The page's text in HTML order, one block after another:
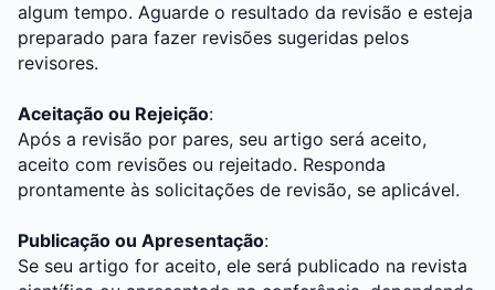
algum tempo. Aguarde o resultado da revisão e esteja
preparado para fazer revisões sugeridas pelos
revisores.
Aceitação ou Rejeição:
Após a revisão por pares, seu artigo será aceito,
aceito com revisões ou rejeitado. Responda
prontamente às solicitações de revisão, se aplicável.
Publicação ou Apresentação:
Se seu artigo for aceito, ele será publicado na revista